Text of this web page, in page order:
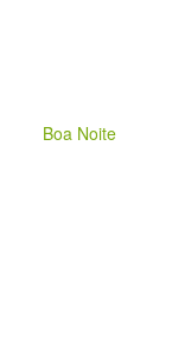
Boa Noite